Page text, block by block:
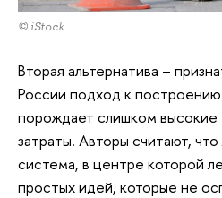
© iStock
Вторая альтернатива –
России подход к
порождает слишком высокие
затраты. Авторы считают,
система, в центре которой
простых идей, которые не